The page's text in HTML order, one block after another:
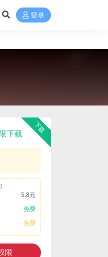
登录
下载
下载
5.8元
免费
免费
限